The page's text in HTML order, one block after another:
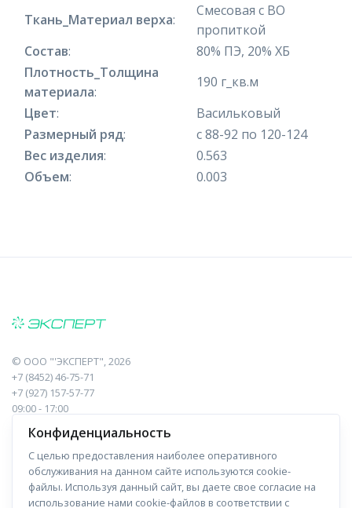
Ткань_Материал верха:
Смесовая с ВО
пропиткой
Состав:
80% ПЭ, 20% ХБ
Плотность_Толщина
материала:
190 г_кв.м
Цвет:
Васильковый
Размерный ряд:
с 88-92 по 120-124
Вес изделия:
0.563
Объем: 0.003
© ООО "'ЭКСПЕРТ", 2026
+7 (8452) 46-75-71
+7 (927) 157-57-77
09:00 - 17:00
410017, Саратов, Пугачева, 10 к1, оф.23
Навигация
Прайс-лист
Информация
О компании
Конфиденциальность
С целью предоставления наиболее оперативного
обслуживания на данном сайте используются cookie-
файлы. Используя данный сайт, вы даете свое согласие на
использование нами cookie-файлов в соответствии с